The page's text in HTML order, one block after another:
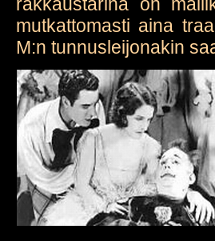
mutkattomasti aina
M:n tunnusleijonakin